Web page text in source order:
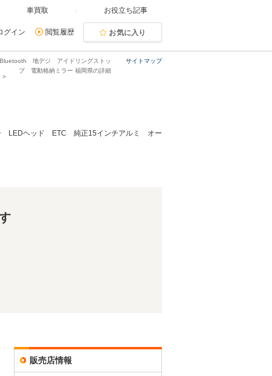
車買取 お役立ち記事
グイン 閲覧履歴 お気に入り
サイトマップ
地デジ アイドリングストッ
プ 電動格納ミラー 福岡県の詳細
LEDヘッド ETC 純正15インチアルミ オー
販売店情報